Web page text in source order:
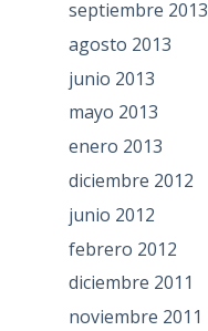
septiembre 2013
agosto 2013
junio 2013
mayo 2013
enero 2013
diciembre 2012
junio 2012
febrero 2012
diciembre 2011
noviembre 2011